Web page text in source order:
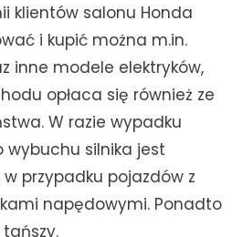
klientów salonu Honda
i kupić można m.in.
inne modele elektryków,
opłaca się również ze
W razie wypadku
silnika jest
przypadku pojazdów z
napędowymi. Ponadto